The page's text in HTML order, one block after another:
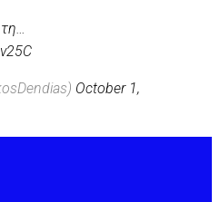
October 1,